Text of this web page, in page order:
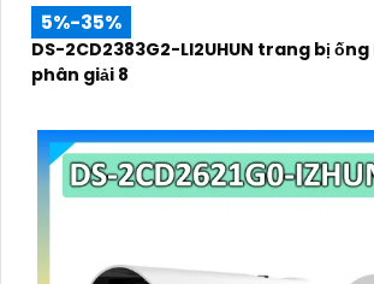
5%-35%
DS-2CD2383G2-LI2UHUN trang bị
phân giải 8